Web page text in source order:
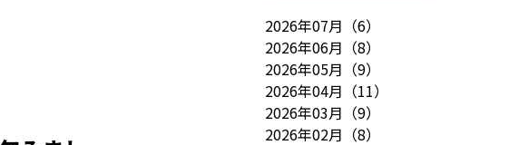
2026年07月 （6）
2026年06月 （8）
2026年05月 （9）
2026年04月 （11）
2026年03月 （9）
2026年02月 （8）